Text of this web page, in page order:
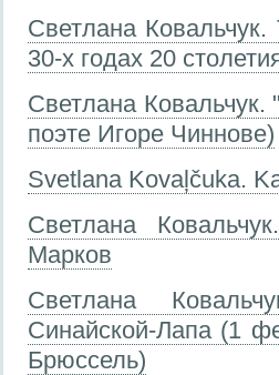
Светлана
30-х годах 20
Светлана
поэте Игоре Чиннове)
Svetlana Kovaļčuka.
Светлана
Марков
Светлана
Синайской-Лапа (1
Брюссель)